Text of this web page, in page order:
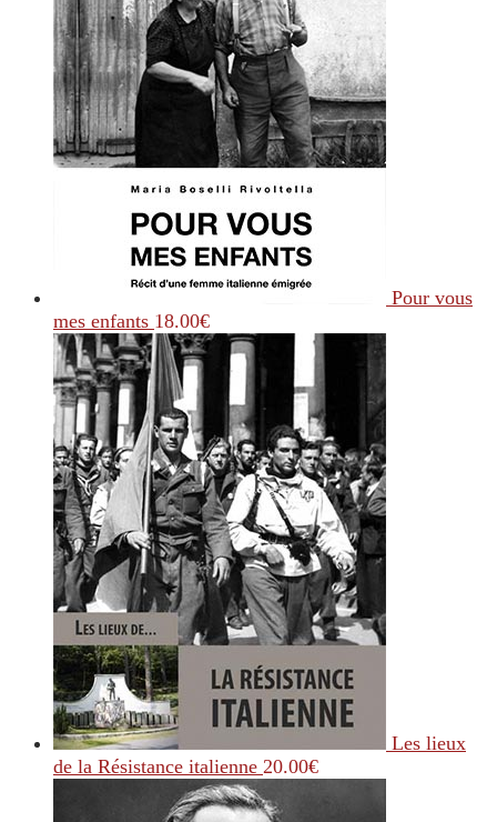
Pour vous
mes enfants 18.00€
Les lieux
de la Résistance italienne 20.00€